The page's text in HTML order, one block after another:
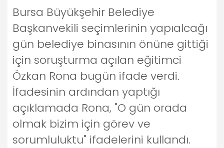
Bursa Büyükşehir Belediye
Başkanvekili seçimlerinin yapıalcağı
gün belediye binasının önüne gittiği
için soruşturma açılan eğitimci
Özkan Rona bugün ifade verdi.
İfadesinin ardından yaptığı
açıklamada Rona, "O gün orada
olmak bizim için görev ve
sorumluluktu" ifadelerini kullandı.